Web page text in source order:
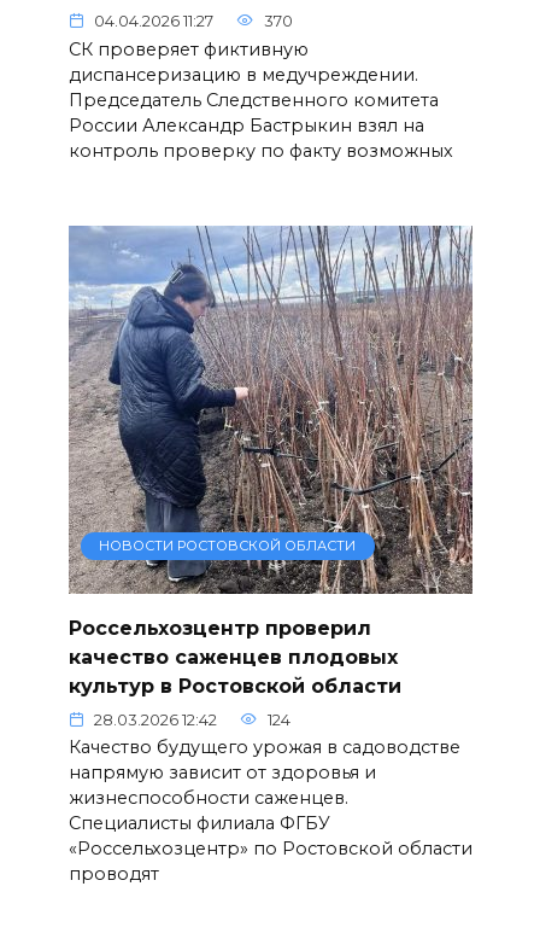
04.04.2026 11:27 370
СК проверяет фиктивную
диспансеризацию в медучреждении.
Председатель Следственного комитета
России Александр Бастрыкин взял на
контроль проверку по факту возможных
НОВОСТИ РОСТОВСКОЙ ОБЛАСТИ
Россельхозцентр проверил
качество саженцев плодовых
культур в Ростовской области
28.03.2026 12:42 124
Качество будущего урожая в садоводстве
напрямую зависит от здоровья и
жизнеспособности саженцев.
Специалисты филиала ФГБУ
«Россельхозцентр» по Ростовской области
проводят